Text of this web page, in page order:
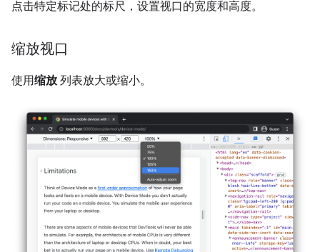
点击特定标记处的标尺，设置视口的宽度和高度。
缩放视口
使用缩放列表放大或缩小。